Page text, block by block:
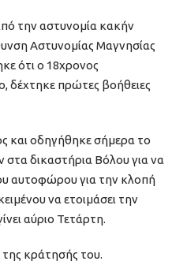
την αστυνομία κακήν
Αστυνομίας Μαγνησίας
ότι ο 18χρονος
δέχτηκε πρώτες βοήθειες
και οδηγήθηκε σήμερα το
στα δικαστήρια Βόλου για να
αυτοφώρου για την κλοπή
να ετοιμάσει την
αύριο Τετάρτη.
της κράτησής του.